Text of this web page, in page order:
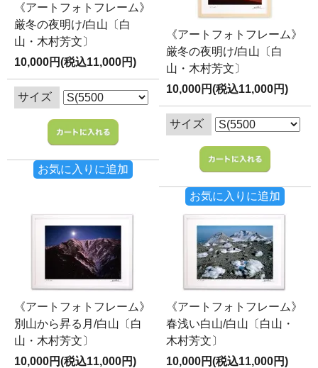
《アートフォトフレーム》
厳冬の夜明け/白山〔白
山・木村芳文〕
10,000円(税込11,000円)
サイズ
お気に入りに追加
《アートフォトフレーム》
厳冬の夜明け/白山〔白
山・木村芳文〕
10,000円(税込11,000円)
サイズ
お気に入りに追加
《アートフォトフレーム》
別山から昇る月/白山〔白
山・木村芳文〕
10,000円(税込11,000円)
《アートフォトフレーム》
春浅い白山/白山〔白山・
木村芳文〕
10,000円(税込11,000円)